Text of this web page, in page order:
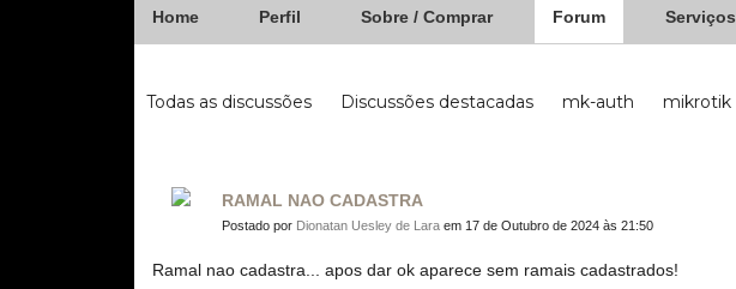
Home Perfil Sobre / Comprar Forum Serviços
Todas as discussões
Discussões destacadas mk-auth mikrotik
RAMAL NAO CADASTRA
Postado por Dionatan Uesley de Lara em 17 de Outubro de 2024 às 21:50
Ramal nao cadastra... apos dar ok aparece sem ramais cadastrados!